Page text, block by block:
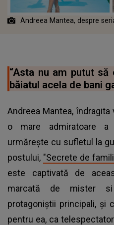
Andreea Mantea, despre
“Asta nu am putut
băiatul acela de bani
Andreea Mantea, îndragita
o mare admiratoare
urmărește cu sufletul la
postului, "Secrete de
este captivată de
marcată de mister
protagoniștii principali, și
pentru ea, ca